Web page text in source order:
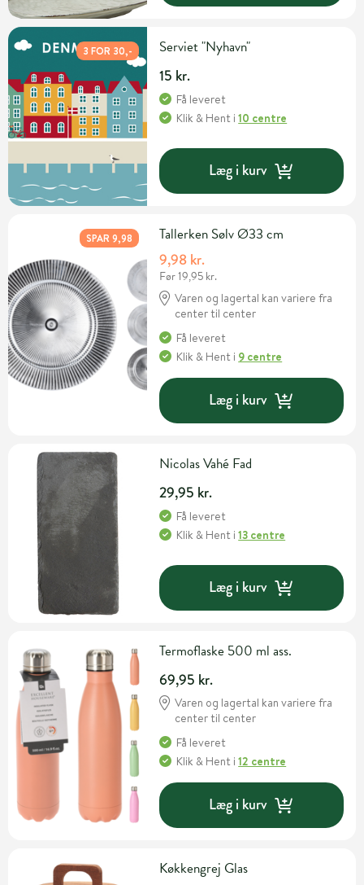
3 FOR 30,- Serviet "Nyhavn"
15 kr.
Få leveret
Klik & Hent i10 centre
Læg i kurv
SPAR 9,98 Tallerken Sølv Ø33 cm
9,98 kr.
Før 19,95 kr.
Varen og lagertal kan variere fra
center til center
Få leveret
Klik & Hent i 9 centre
Læg i kurv
Nicolas Vahé Fad
29,95 kr.
Få leveret
Klik & Hent i13 centre
Læg i kurv
Termoflaske 500 ml ass.
69,95 kr.
Varen og lagertal kan variere fra
center til center
Få leveret
Klik & Hent i12 centre
Læg i kurv
Køkkengrej Glas